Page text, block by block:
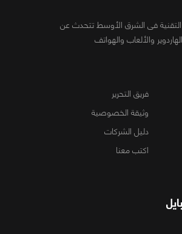
فى الشرق الأوسط تتحدث عن
والألعاب والهواتف
فريق التحرير
وثيقة الخصوصية
دليل الشركات
اكتب معنا